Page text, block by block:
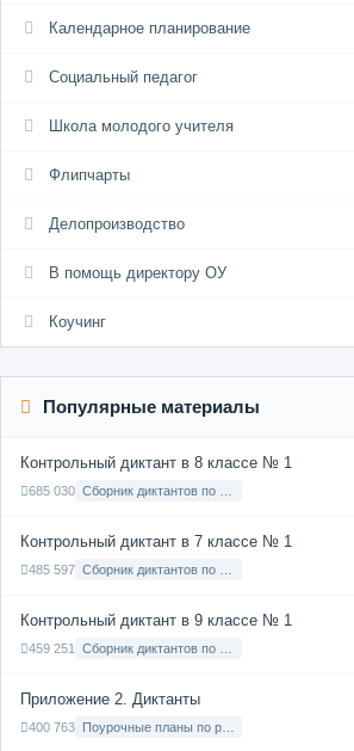
Календарное планирование
Социальный педагог
Школа молодого учителя
Флипчарты
Делопроизводство
В помощь директору ОУ
Коучинг
Популярные материалы
Контрольный диктант в 8 классе № 1
685 030
Контрольный диктант в 7 классе № 1
485 597
Контрольный диктант в 9 классе № 1
459 251
Приложение 2. Диктанты
400 763